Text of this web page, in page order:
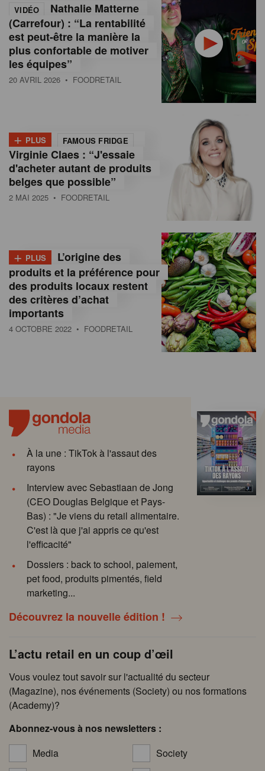
VIDÉO
Nathalie Matterne
(Carrefour) : “La rentabilité
est peut-être la manière la
plus confortable de motiver
les équipes”
20 AVRIL 2026 • FOODRETAIL
+ PLUS FAMOUS FRIDGE
Virginie Claes : “J'essaie
d'acheter autant de produits
belges que possible”
2 MAI 2025 • FOODRETAIL
+ PLUS
L’origine des
produits et la préférence pour
des produits locaux restent
des critères d’achat
importants
4 OCTOBRE 2022 • FOODRETAIL
À la une : TikTok à l'assaut des
rayons
Interview avec Sebastiaan de Jong
(CEO Douglas Belgique et Pays-
Bas) : "Je viens du retail alimentaire.
C'est là que j'ai appris ce qu'est
l'efficacité"
Dossiers : back to school, paiement,
pet food, produits pimentés, field
marketing...
Découvrez la nouvelle édition !
L’actu retail en un coup d’œil
Vous voulez tout savoir sur l'actualité du secteur
(Magazine), nos événements (Society) ou nos formations
(Academy)?
Abonnez-vous à nos newsletters :
Media
Society